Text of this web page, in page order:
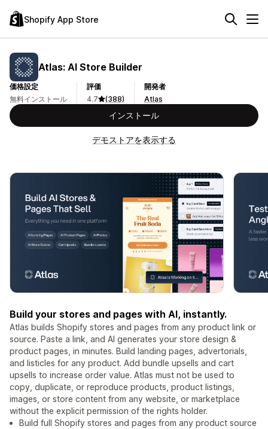
Shopify App Store
Atlas: AI Store Builder
価格設定
無料インストール
評価
4.7
(388)
開発者
Atlas
インストール
デモストアを表示する
Build your stores and pages with AI, instantly.
Atlas builds Shopify stores and pages from any product link or
source. Paste a link, and AI generates your store design &
product pages, in minutes. Build landing pages, advertorials,
and listicles for any product. Add bundle upsells and cart
upsells to increase order value. Atlas must not be used to
copy, duplicate, or reproduce products, product listings,
images, or store content from any website, or marketplace
without the explicit permission of the rights holder.
Build full Shopify stores and pages from any product source